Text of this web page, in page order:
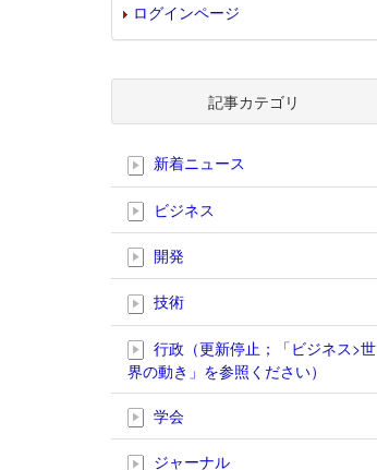
ログインページ
記事カテゴリ
新着ニュース
ビジネス
開発
技術
行政（更新停止；「ビジネス>世
界の動き」を参照ください）
学会
ジャーナル